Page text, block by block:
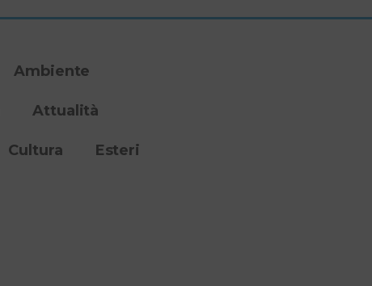
Ambiente
Attualità
Cultura Esteri